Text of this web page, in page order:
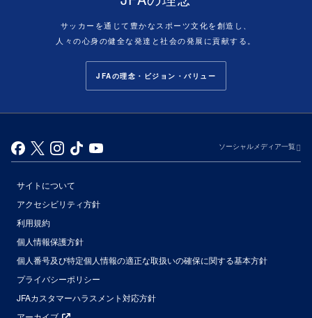
サッカーを通じて豊かなスポーツ文化を創造し、
人々の心身の健全な発達と社会の発展に貢献する。
JFAの理念・ビジョン・バリュー
ソーシャルメディア一覧
サイトについて
アクセシビリティ方針
利用規約
個人情報保護方針
個人番号及び特定個人情報の適正な取扱いの確保に関する基本方針
プライバシーポリシー
JFAカスタマーハラスメント対応方針